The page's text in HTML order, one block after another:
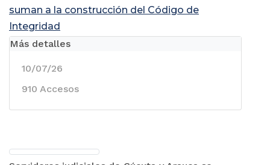
suman a la construcción del Código de
Integridad
Más detalles
10/07/26
910 Accesos